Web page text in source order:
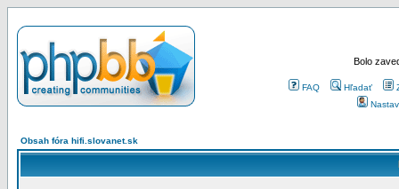
Bolo
FAQ Hľadať
Obsah fóra hifi.slovanet.sk